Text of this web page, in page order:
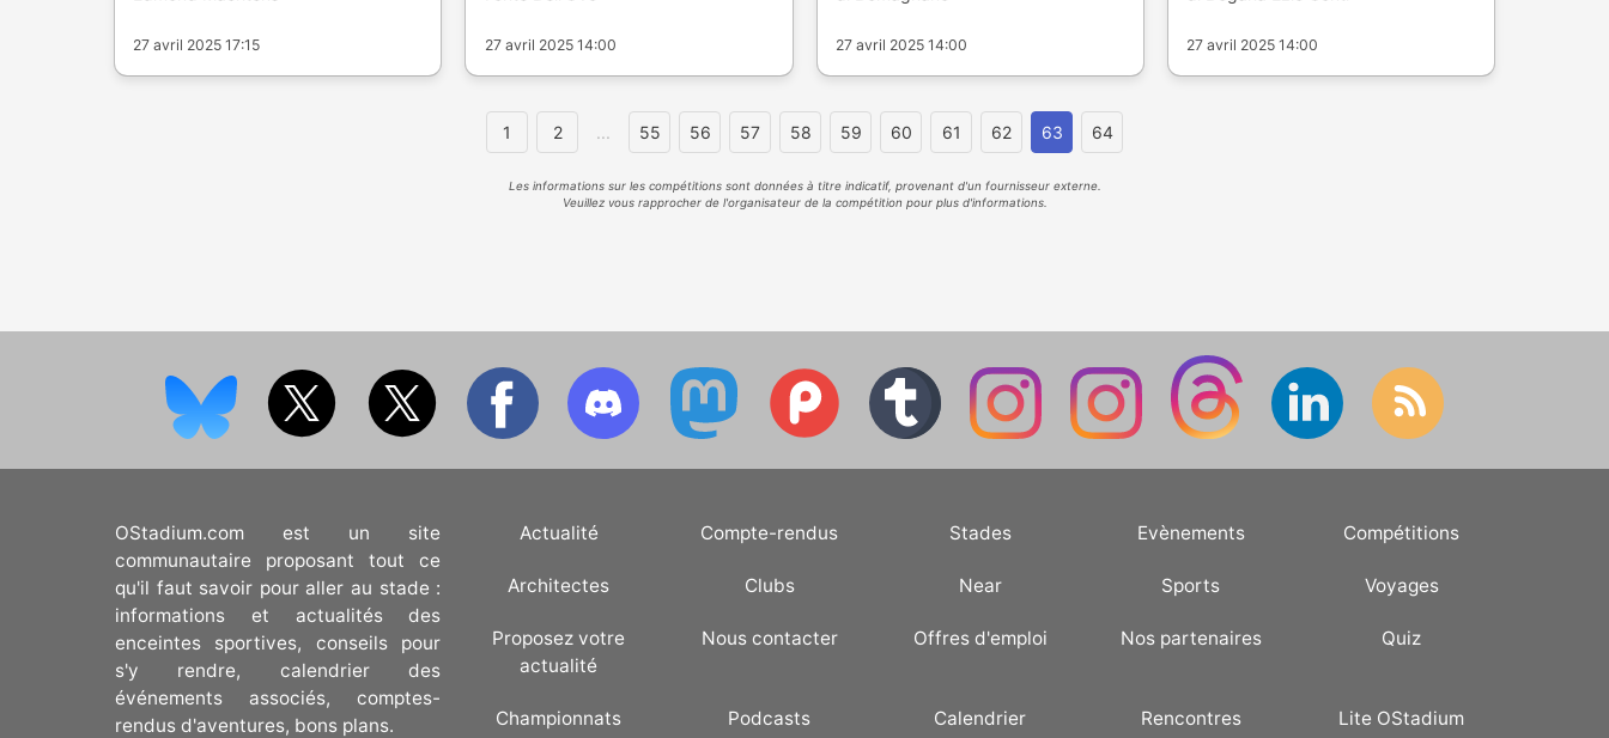
27 avril 2025 17:15 27 avril 2025 14:00 27 avril 2025 14:00 27 avril 2025 14:00
1 2 ... 55 56 57 58 59 60 61 62 63 64
Les informations sur les compétitions sont données à titre indicatif, provenant d'un fournisseur externe.
Veuillez vous rapprocher de l'organisateur de la compétition pour plus d'informations.
OStadium.com est un site
communautaire proposant tout ce
qu'il faut savoir pour aller au stade :
informations et actualités des
enceintes sportives, conseils pour
s'y rendre, calendrier des
événements associés, comptes-
rendus d'aventures, bons plans.
Actualité Compte-rendus Stades Evènements Compétitions
Architectes Clubs Near Sports Voyages
Proposez votre
actualité
Nous contacter Offres d'emploi Nos partenaires Quiz
Championnats Podcasts Calendrier Rencontres Lite OStadium